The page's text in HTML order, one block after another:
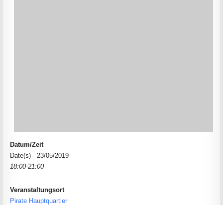
Datum/Zeit
Date(s) - 23/05/2019
18:00-21:00
Veranstaltungsort
Pirate Hauptquartier